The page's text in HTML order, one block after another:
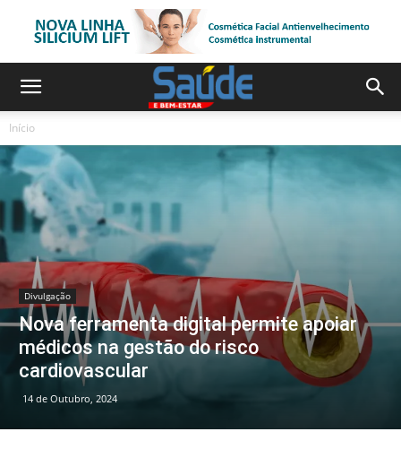
Início
Divulgação
Nova ferramenta digital permite apoiar
médicos na gestão do risco
cardiovascular
14 de Outubro, 2024